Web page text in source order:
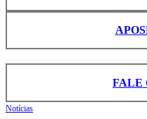
FALE
Notícias